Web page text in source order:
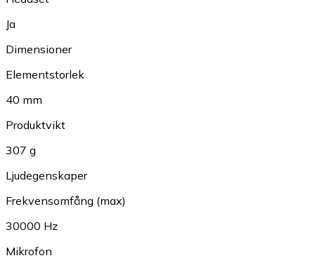
Ja
Dimensioner
Elementstorlek
40 mm
Produktvikt
307 g
Ljudegenskaper
Frekvensomfång (max)
30000 Hz
Mikrofon